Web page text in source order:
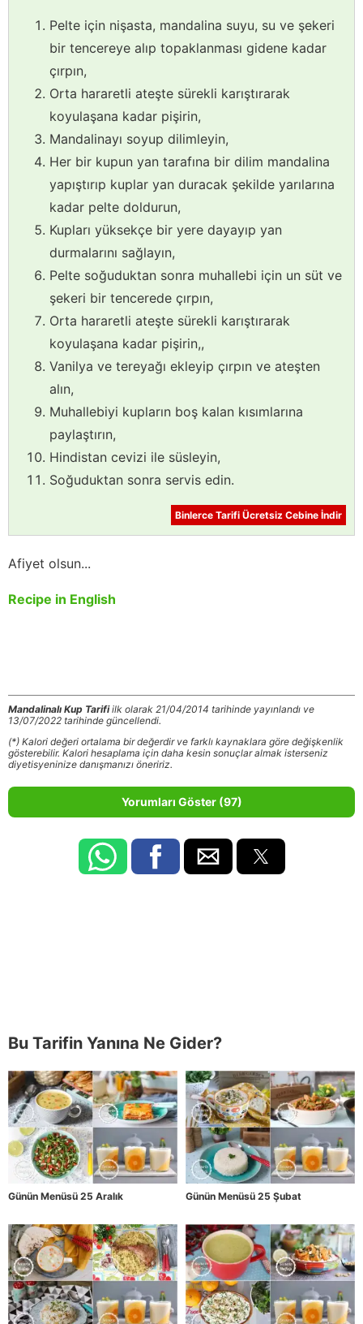
Pelte için nişasta, mandalina suyu, su ve şekeri
bir tencereye alıp topaklanması gidene kadar
çırpın,
Orta hararetli ateşte sürekli karıştırarak
koyulaşana kadar pişirin,
Mandalinayı soyup dilimleyin,
Her bir kupun yan tarafına bir dilim mandalina
yapıştırıp kuplar yan duracak şekilde yarılarına
kadar pelte doldurun,
Kupları yüksekçe bir yere dayayıp yan
durmalarını sağlayın,
Pelte soğuduktan sonra muhallebi için un süt ve
şekeri bir tencerede çırpın,
Orta hararetli ateşte sürekli karıştırarak
koyulaşana kadar pişirin,,
Vanilya ve tereyağı ekleyip çırpın ve ateşten
alın,
Muhallebiyi kupların boş kalan kısımlarına
paylaştırın,
Hindistan cevizi ile süsleyin,
Soğuduktan sonra servis edin.
Binlerce Tarifi Ücretsiz Cebine İndir
Afiyet olsun...
Recipe in English
Mandalinalı Kup Tarifiilk olarak 21/04/2014 tarihinde yayınlandı ve
13/07/2022 tarihinde güncellendi.
(*) Kalori değeri ortalama bir değerdir ve farklı kaynaklara göre değişkenlik
gösterebilir. Kalori hesaplama için daha kesin sonuçlar almak isterseniz
diyetisyeninize danışmanızı öneririz.
Yorumları Göster (97)
Bu Tarifin Yanına Ne Gider?
Günün Menüsü 25 Aralık Günün Menüsü 25 Şubat